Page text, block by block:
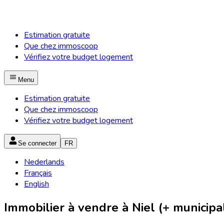
Estimation gratuite
Que chez immoscoop
Vérifiez votre budget logement
Menu
Estimation gratuite
Que chez immoscoop
Vérifiez votre budget logement
Se connecter FR
Nederlands
Français
English
Immobilier à vendre à Niel (+